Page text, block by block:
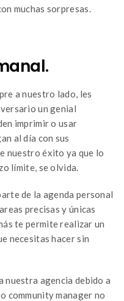
muchas sorpresas.
a nuestro lado, les
un genial
imprimir o usar
al día con sus
nuestro éxito ya que lo
límite, se olvida.
de la agenda personal
precisas y únicas
te permite realizar un
necesitas hacer sin
nuestra agencia debido a
community manager no